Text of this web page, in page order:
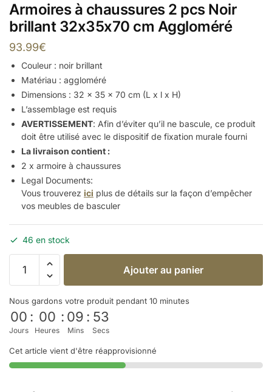
Armoires à chaussures 2 pcs Noir
brillant 32x35x70 cm Aggloméré
93.99€
Couleur : noir brillant
Matériau : aggloméré
Dimensions : 32 x 35 x 70 cm (L x l x H)
L’assemblage est requis
AVERTISSEMENT: Afin d’éviter qu’il ne bascule, ce produit
doit être utilisé avec le dispositif de fixation murale fourni
La livraison contient :
2 x armoire à chaussures
Legal Documents:
Vous trouverez ici plus de détails sur la façon d’empêcher
vos meubles de basculer
46 en stock
Ajouter au panier
Nous gardons votre produit pendant 10 minutes
00
Jours
: 00
Heures
: 09
Mins
: 53
Secs
Cet article vient d'être réapprovisionné